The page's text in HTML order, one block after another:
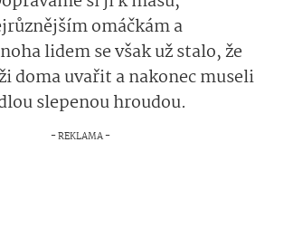
omáčkám a
lidem se však už stalo, že
doma uvařit a nakonec museli
slepenou hroudou.